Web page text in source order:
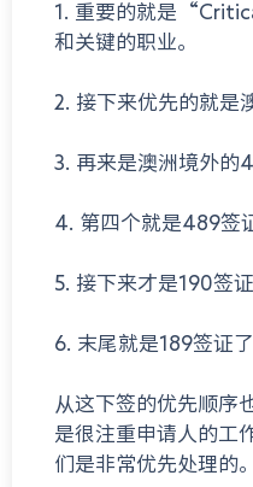
1. 重要的就是
和关键的职业。
2. 接下来优先的就是
3. 再来是澳洲境外的
4. 第四个就是489签
5. 接下来才是190签证
6. 末尾就是189签证了
从这下签的优先顺序
是很注重申请人的工
们是非常优先处理的。